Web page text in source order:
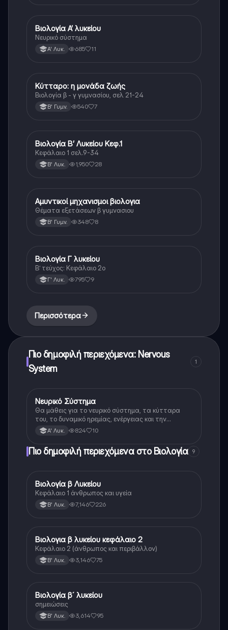
Βιολογία
Βιολογία Α’ λυκείου
Νευρικό σύστημα
Α' Λυκ. 685 11
Βιολογία
Κύτταρο: η μονάδα ζωής
Βιολογία β - γ γυμνασίου, σελ 21-24
Β' Γυμν. 540 7
Βιολογία
Βιολογία Β’ Λυκείου Κεφ.1
Κεφάλαιο 1 σελ.9-34
Β' Λυκ. 1,950 28
Βιολογία
Αμυντικοί μηχανισμοι βιολογια
Θέματα εξετάσεων β γυμνασιου
Β' Γυμν. 348 8
Βιολογία (Θετ.)
Βιολογία Γ λυκείου
Β’ τεύχος: Κεφάλαιο 2ο
Γ' Λυκ. 795 9
Περισσότερα
Πιο δημοφιλή περιεχόμενα: Nervous
System
1
Βιολογία
Νευρικό Σύστημα
Θα μάθεις για το νευρικό σύστημα, τα κύτταρα
του, το δυναμικό ηρεμίας, ενέργειας και την
ανερεθιστη περίοδο
Α' Λυκ. 824 10
Πιο δημοφιλή περιεχόμενα στο Βιολογία 9
Βιολογία
Βιολογία β Λυκείου
Κεφάλαιο 1 άνθρωπος και υγεία
Β' Λυκ. 7,146 226
Βιολογία
Βιολογια β λυκείου κεφάλαιο 2
Κεφάλαιο 2 (άνθρωπος και περιβάλλον)
Β' Λυκ. 3,146 75
Βιολογία
Βιολογία β´ λυκείου
σημειώσεις
Β' Λυκ. 3,614 95